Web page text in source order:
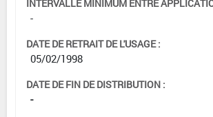
INTERVALLE MINIMUM ENTRE
-
DATE DE RETRAIT DE L'USAGE :
05/02/1998
DATE DE FIN DE DISTRIBUTION :
-